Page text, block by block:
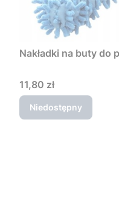
Nakładki na buty do
Cena
11,80 zł
Niedostępny